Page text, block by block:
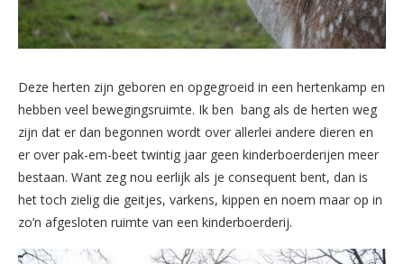
Deze herten zijn geboren en opgegroeid in een hertenkamp en
hebben veel bewegingsruimte. Ik ben bang als de herten weg
zijn dat er dan begonnen wordt over allerlei andere dieren en
er over pak-em-beet twintig jaar geen kinderboerderijen meer
bestaan. Want zeg nou eerlijk als je consequent bent, dan is
het toch zielig die geitjes, varkens, kippen en noem maar op in
zo’n afgesloten ruimte van een kinderboerderij.